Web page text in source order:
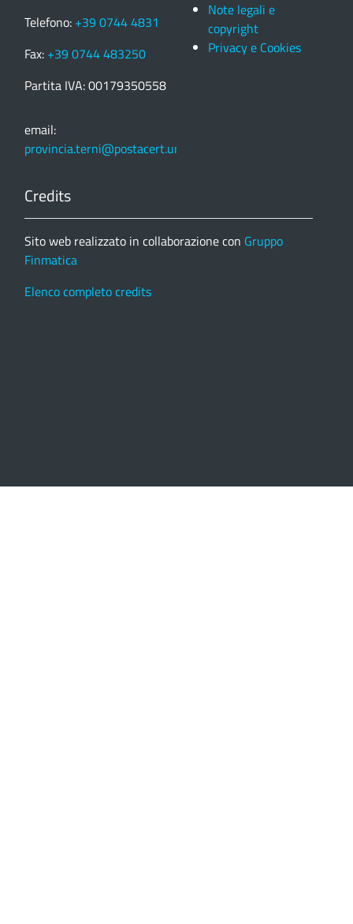
Telefono: +39 0744 4831
Fax: +39 0744 483250
Partita IVA: 00179350558
email:
provincia.terni@postacert.umbria.it
Note legali e
copyright
Privacy e Cookies
Credits
Sito web realizzato in collaborazione con Gruppo
Finmatica
Elenco completo credits